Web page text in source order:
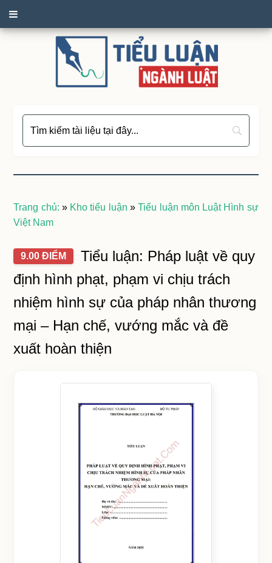
Trang chủ: » Kho tiểu luận »Tiểu luận môn Luật Hình sự
Việt Nam
9.00 ĐIỂM
Tiểu luận: Pháp luật về quy
định hình phạt, phạm vi chịu trách
nhiệm hình sự của pháp nhân thương
mại – Hạn chế, vướng mắc và đề
xuất hoàn thiện